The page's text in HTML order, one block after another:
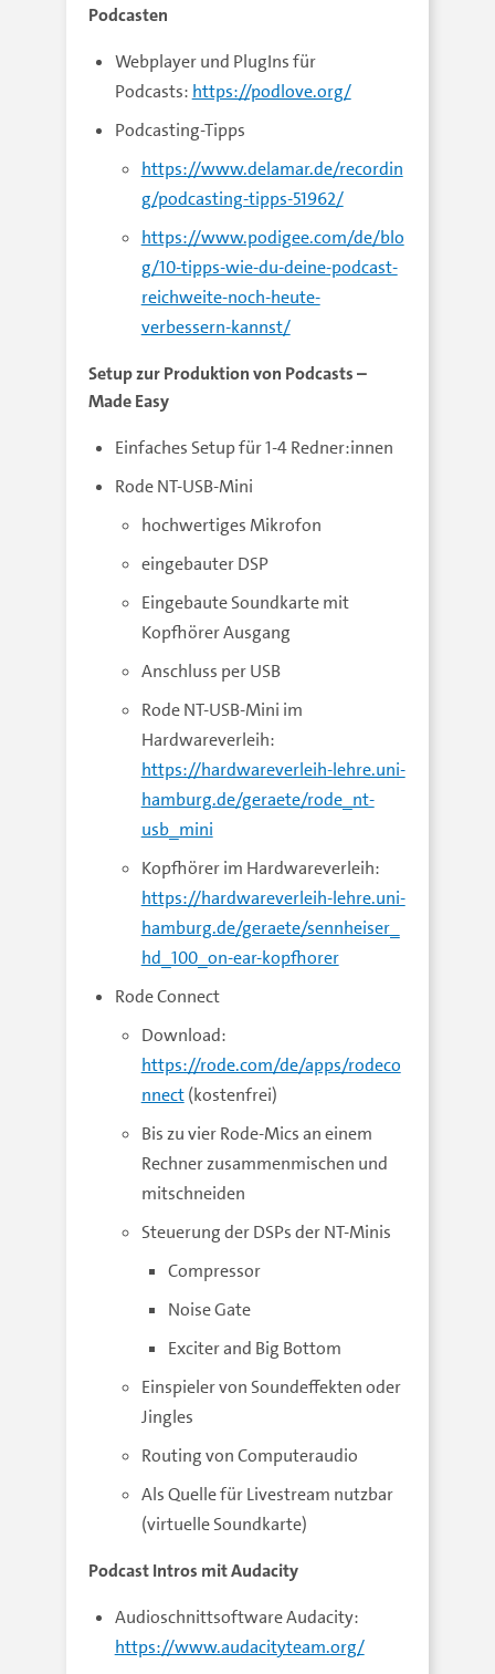
Podcasten
Webplayer und PlugIns für
Podcasts: https://podlove.org/
Podcasting-Tipps
https://www.delamar.de/recordin
g/podcasting-tipps-51962/
https://www.podigee.com/de/blo
g/10-tipps-wie-du-deine-podcast-
reichweite-noch-heute-
verbessern-kannst/
Setup zur Produktion von Podcasts –
Made Easy
Einfaches Setup für 1-4 Redner:innen
Rode NT-USB-Mini
hochwertiges Mikrofon
eingebauter DSP
Eingebaute Soundkarte mit
Kopfhörer Ausgang
Anschluss per USB
Rode NT-USB-Mini im
Hardwareverleih:
https://hardwareverleih-lehre.uni-
hamburg.de/geraete/rode_nt-
usb_mini
Kopfhörer im Hardwareverleih:
https://hardwareverleih-lehre.uni-
hamburg.de/geraete/sennheiser_
hd_100_on-ear-kopfhorer
Rode Connect
Download:
https://rode.com/de/apps/rodeco
nnect(kostenfrei)
Bis zu vier Rode-Mics an einem
Rechner zusammenmischen und
mitschneiden
Steuerung der DSPs der NT-Minis
Compressor
Noise Gate
Exciter and Big Bottom
Einspieler von Soundeffekten oder
Jingles
Routing von Computeraudio
Als Quelle für Livestream nutzbar
(virtuelle Soundkarte)
Podcast Intros mit Audacity
Audioschnittsoftware Audacity:
https://www.audacityteam.org/